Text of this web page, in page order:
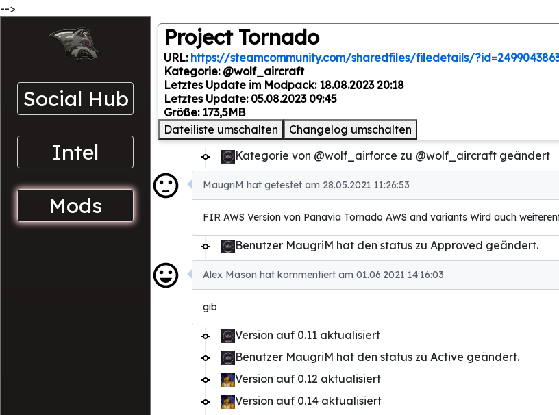
-->
Social Hub
Intel
Mods
Project Tornado
URL: https://steamcommunity.com/sharedfiles/filedetails/
Kategorie: @wolf_aircraft
Letztes Update im Modpack: 18.08.2023 20:18
Letztes Update: 05.08.2023 09:45
Größe: 173,5MB
Dateiliste umschalten
Changelog umschalten
Kategorie von @wolf_airforce zu @wolf_aircraft geändert
MaugriM hat getestet am 28.05.2021 11:26:53
FIR AWS Version von Panavia Tornado AWS and variants Wird auch
Benutzer MaugriM hat den status zu Approved geändert.
Alex Mason hat kommentiert am 01.06.2021 14:16:03
gib
Version auf 0.11 aktualisiert
Benutzer MaugriM hat den status zu Active geändert.
Version auf 0.12 aktualisiert
Version auf 0.14 aktualisiert